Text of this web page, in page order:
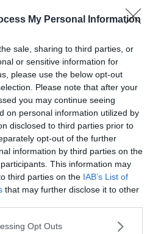
My Personal Information
sale, sharing to third parties, or
or sensitive information for
please use the below opt-out
Please note that after your
you may continue seeing
on personal information utilized by
disclosed to third parties prior to
opt-out of the further
information by third parties on the
This information may
third parties on the IAB’s List of
that may further disclose it to other
Opt Outs
a Milano sette